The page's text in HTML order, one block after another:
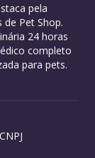
pela
Pet Shop.
24 horas
completo
para pets.